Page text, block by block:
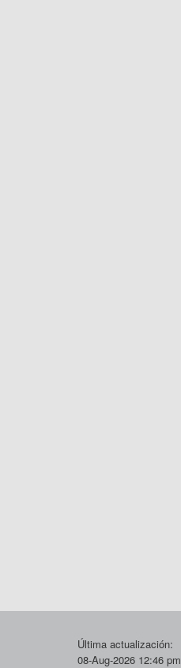
Última actualización:
08-Aug-2026 12:46 pm